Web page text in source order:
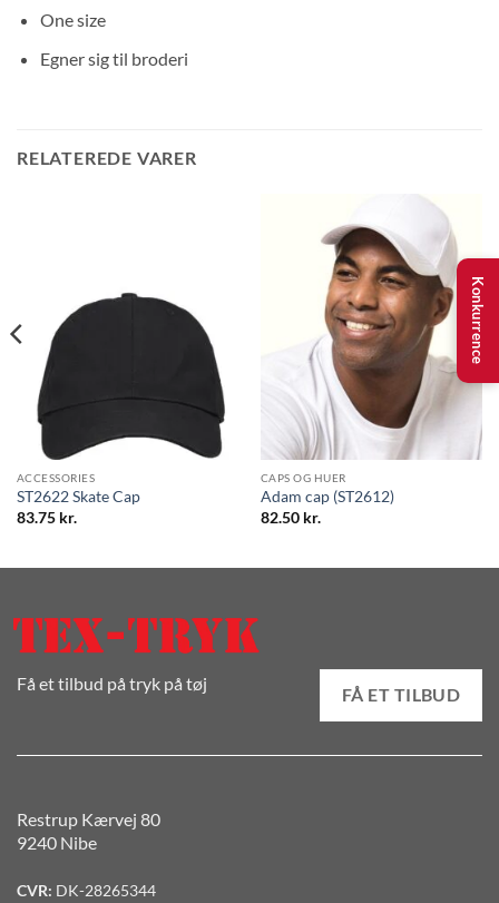
One size
Egner sig til broderi
RELATEREDE VARER
ACCESSORIES
ST2622 Skate Cap
83.75 kr.
CAPS OG HUER
Adam cap (ST2612)
82.50 kr.
Få et tilbud på tryk på tøj
FÅ ET TILBUD
Restrup Kærvej 80
9240 Nibe
CVR: DK-28265344
Konkurrence